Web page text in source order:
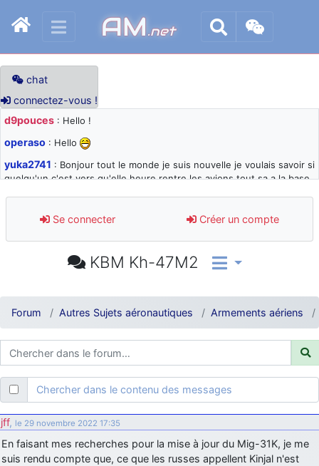
AM.net
chat
connectez-vous !
d9pouces : Hello !
operaso : Hello
yuka2741 : Bonjour tout le monde je suis nouvelle je voulais savoir si
quelqu'un c'est vers qu'elle heure rentre les avions tout sa a la base
d9pouces: désolé pour les quelques blocages du site ces derniers
jours : je teste des méthodes contre le spam et les bots trop nocifs
: Super, la nouvelle bannière
comprendre
d9pouces: ouakamois > si tu parles du sujet sur l'Armée de l'Air,
bien sûr que oui !
je suis un avion@,._,+: Bonjour je viens d'arriver il y a quelques
moi et quelques avions n'ont pas les mêmes noms qu'aujourd'hui
ouakamois: Bonjourà toutes et à tous.en espérantque ces
quelques images du Pays Basque vous auront plu ; Agur…
d9pouces: Malheureusement non un peu trop loin pour moi !
Se connecter Créer un compte
KBM Kh-47M2
Forum Autres Sujets aéronautiques Armements aériens
Chercher dans le contenu des messages
jff, le 29 novembre 2022 17:35
En faisant mes recherches pour la mise à jour du Mig-31K, je me
suis rendu compte que, ce que les russes appellent Kinjal n'est